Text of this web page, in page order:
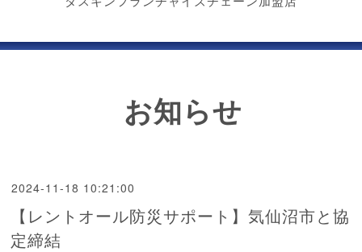
お知らせ
2024-11-18 10:21:00
【レントオール防災サポート】気仙沼市と協
定締結